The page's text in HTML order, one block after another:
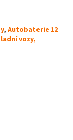
, Autobaterie 12
vozy,